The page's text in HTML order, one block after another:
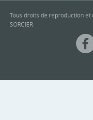
Tous droits de reproduction et
SORCIER